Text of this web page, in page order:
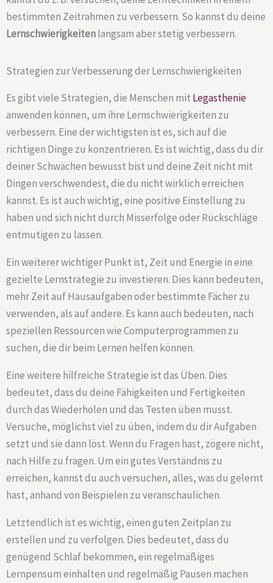
bestimmten Zeitrahmen zu verbessern. So kannst du deine
Lernschwierigkeitenlangsam aber stetig verbessern.
Strategien zur Verbesserung der Lernschwierigkeiten
Es gibt viele Strategien, die Menschen mit Legasthenie
anwenden können, um ihre Lernschwierigkeiten zu
verbessern. Eine der wichtigsten ist es, sich auf die
richtigen Dinge zu konzentrieren. Es ist wichtig, dass du dir
deiner Schwächen bewusst bist und deine Zeit nicht mit
Dingen verschwendest, die du nicht wirklich erreichen
kannst. Es ist auch wichtig, eine positive Einstellung zu
haben und sich nicht durch Misserfolge oder Rückschläge
entmutigen zu lassen.
Ein weiterer wichtiger Punkt ist, Zeit und Energie in eine
gezielte Lernstrategie zu investieren. Dies kann bedeuten,
mehr Zeit auf Hausaufgaben oder bestimmte Fächer zu
verwenden, als auf andere. Es kann auch bedeuten, nach
speziellen Ressourcen wie Computerprogrammen zu
suchen, die dir beim Lernen helfen können.
Eine weitere hilfreiche Strategie ist das Üben. Dies
bedeutet, dass du deine Fähigkeiten und Fertigkeiten
durch das Wiederholen und das Testen üben musst.
Versuche, möglichst viel zu üben, indem du dir Aufgaben
setzt und sie dann löst. Wenn du Fragen hast, zögere nicht,
nach Hilfe zu fragen. Um ein gutes Verständnis zu
erreichen, kannst du auch versuchen, alles, was du gelernt
hast, anhand von Beispielen zu veranschaulichen.
Letztendlich ist es wichtig, einen guten Zeitplan zu
erstellen und zu verfolgen. Dies bedeutet, dass du
genügend Schlaf bekommen, ein regelmäßiges
Lernpensum einhalten und regelmäßig Pausen machen